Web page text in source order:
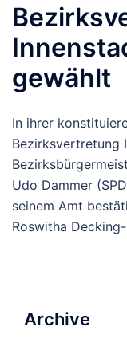
gewählt
In ihrer
Bezirksvertretung
Udo Dammer
seinem Amt
Roswitha
Archive